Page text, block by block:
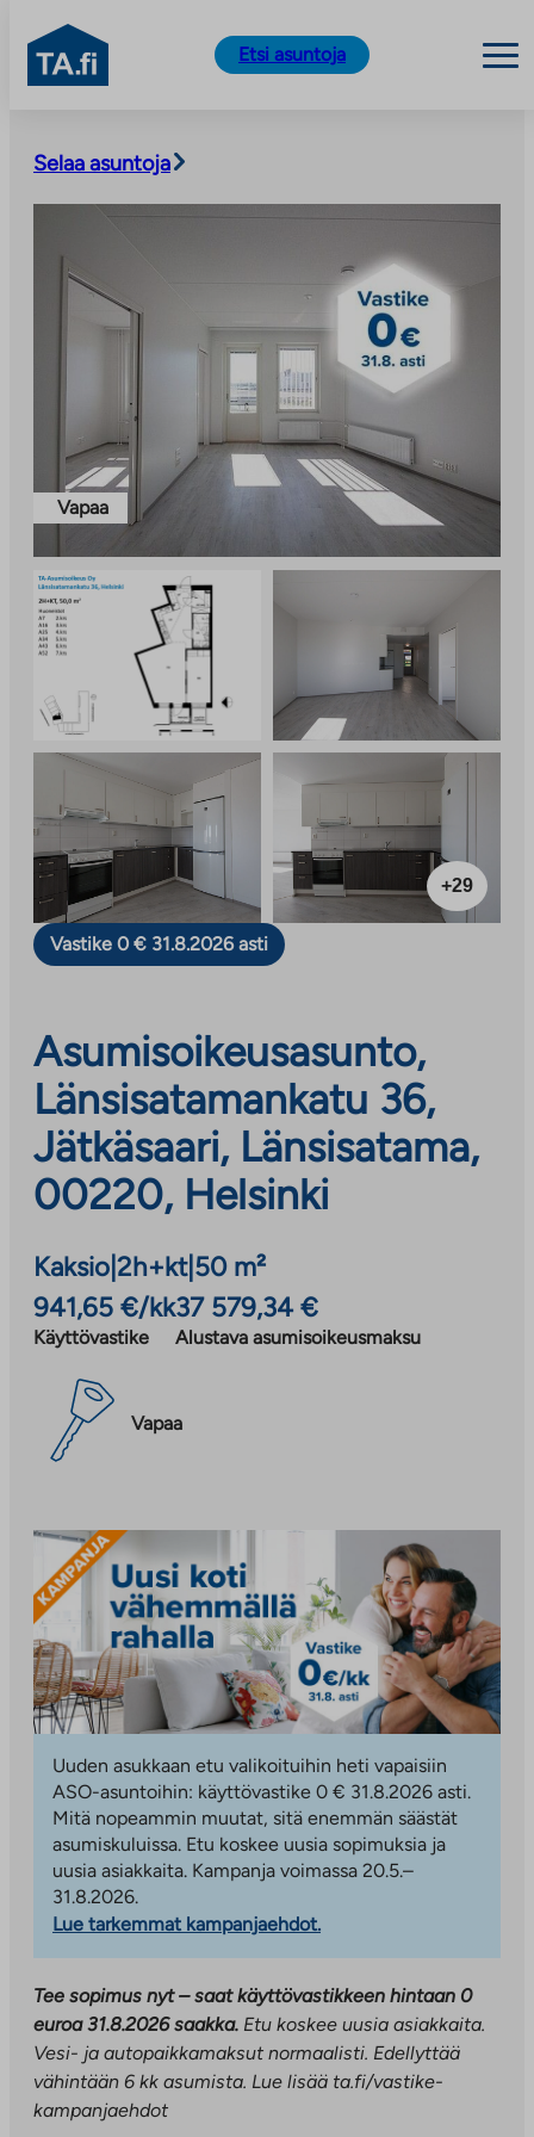
sisältöön
TA.fi
Etsi asuntoja
Selaa asuntoja
Vapaa
+29
Vastike 0 € 31.8.2026 asti
Asumisoikeusasunto,
Länsisatamankatu 36,
Jätkäsaari, Länsisatama,
00220, Helsinki
Kaksio 2h+kt| 50 m²
941,65 €/kk
Käyttövastike
37 579,34 €
Alustava asumisoikeusmaksu
Vapaa
Uuden asukkaan etu valikoituihin heti vapaisiin
ASO-asuntoihin: käyttövastike 0 € 31.8.2026 asti.
Mitä nopeammin muutat, sitä enemmän säästät
asumiskuluissa. Etu koskee uusia sopimuksia ja
uusia asiakkaita. Kampanja voimassa 20.5.–
31.8.2026.
Lue tarkemmat kampanjaehdot.
Tee sopimus nyt – saat käyttövastikkeen hintaan 0
euroa 31.8.2026 saakka. Etu koskee uusia asiakkaita.
Vesi- ja autopaikkamaksut normaalisti. Edellyttää
vähintään 6 kk asumista. Lue lisää ta.fi/vastike-
kampanjaehdot